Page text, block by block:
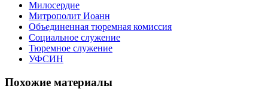
Милосердие
Митрополит Иоанн
Объединенная тюремная комиссия
Социальное служение
Тюремное служение
УФСИН
Похожие материалы